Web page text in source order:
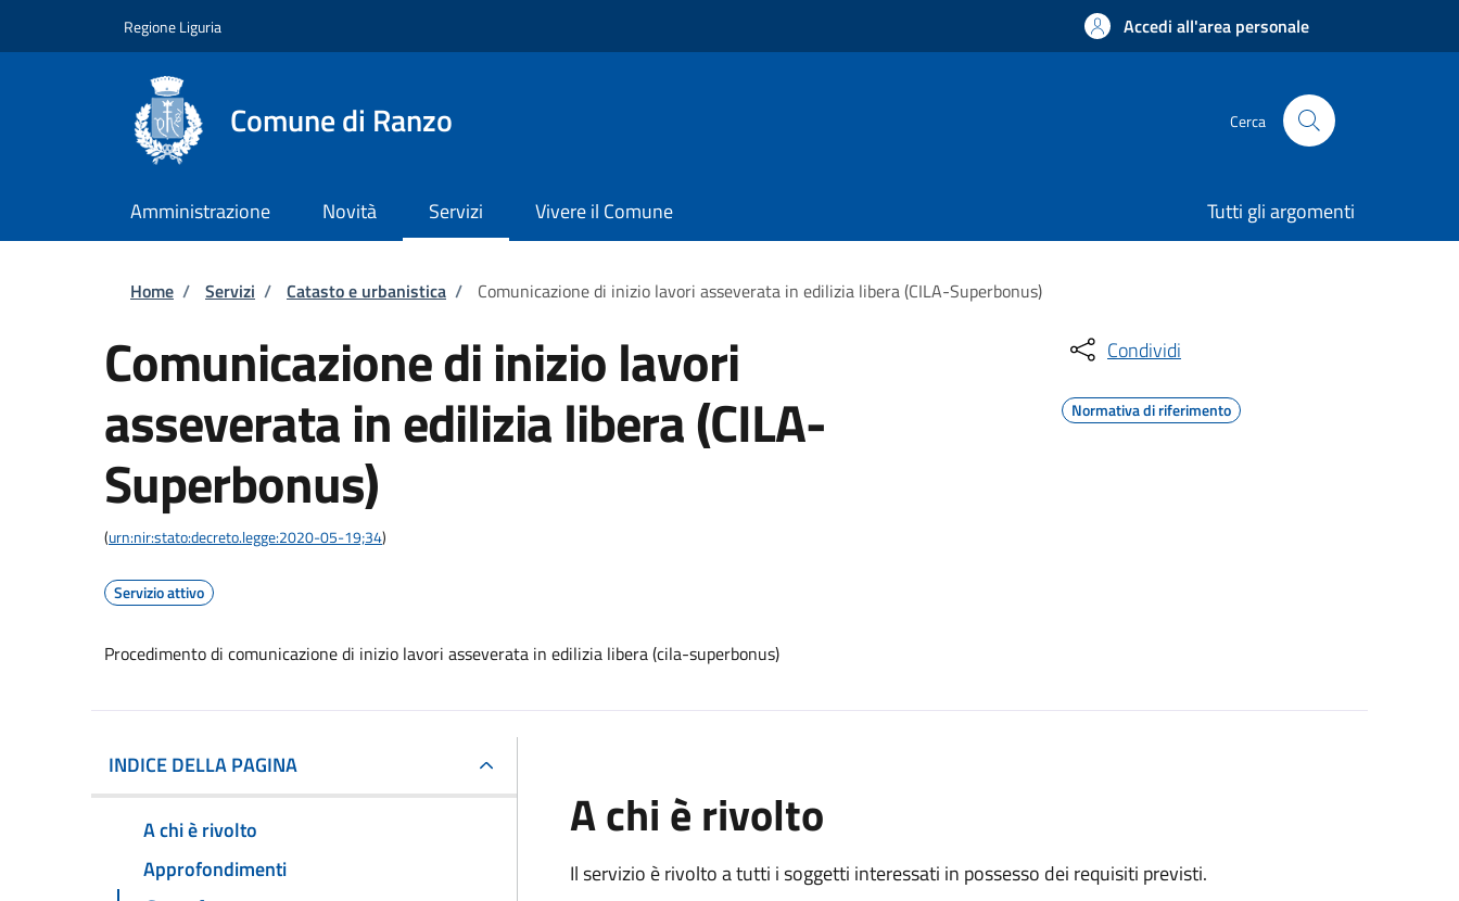
Regione Liguria Accedi all'area personale
Comune di Ranzo Cerca
Amministrazione Novità Servizi Vivere il Comune Tutti gli argomenti
Briciole di pane
Home / Servizi / Catasto e urbanistica / Comunicazione di inizio lavori asseverata in edilizia libera (CILA-Superbonus)
Comunicazione di inizio lavori
asseverata in edilizia libera (CILA-
Superbonus)
(urn:nir:stato:decreto.legge:2020-05-19;34)
Servizio attivo
Procedimento di comunicazione di inizio lavori asseverata in edilizia libera (cila-superbonus)
Condividi
Normativa di riferimento
INDICE DELLA PAGINA
A chi è rivolto
Approfondimenti
A chi è rivolto
Il servizio è rivolto a tutti i soggetti interessati in possesso dei requisiti previsti.